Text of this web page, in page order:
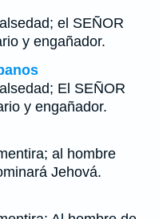
el SEÑOR
y engañador.
El SEÑOR
y engañador.
al hombre
Jehová.